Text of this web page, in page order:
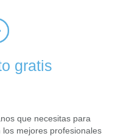
gratis
que necesitas para
mejores profesionales